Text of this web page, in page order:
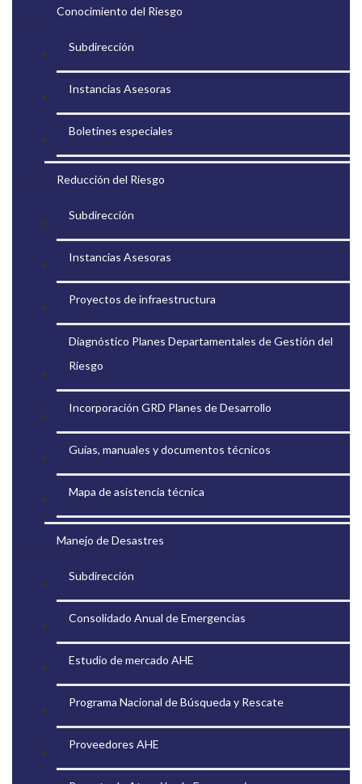
Conocimiento del Riesgo
Subdirección
Instancias Asesoras
Boletines especiales
Reducción del Riesgo
Subdirección
Instancias Asesoras
Proyectos de infraestructura
Diagnóstico Planes Departamentales de Gestión del
Riesgo
Incorporación GRD Planes de Desarrollo
Guías, manuales y documentos técnicos
Mapa de asistencia técnica
Manejo de Desastres
Subdirección
Consolidado Anual de Emergencias
Estudio de mercado AHE
Programa Nacional de Búsqueda y Rescate
Proveedores AHE